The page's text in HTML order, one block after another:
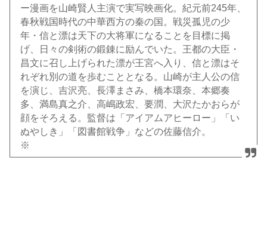
ー漫画を山崎賢人主演で実写映画化。紀元前245年、
春秋戦国時代の中華西方の秦の国。戦災孤児の少
年・信と漂は天下の大将軍になることを目標に掲
げ、日々の剣術の鍛錬に励んでいた。王都の大臣・
昌文に召し上げられた漂が王宮へ入り、信と漂はそ
れぞれ別の道を歩むこととなる。山崎が主人公の信
を演じ、吉沢亮、長澤まさみ、橋本環奈、本郷奏
多、満島真之介、高嶋政宏、要潤、大沢たかおらが
顔をそろえる。監督は「アイアムアヒーロー」「い
ぬやしき」「図書館戦争」などの佐藤信介。
※